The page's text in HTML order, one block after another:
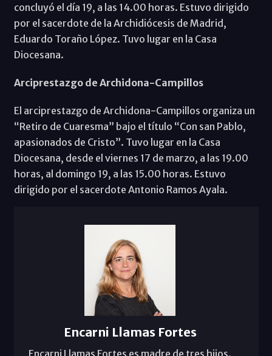
concluyó el día 19, a las 14.00 horas. Estuvo dirigido
por el sacerdote de la Archidiócesis de Madrid,
Eduardo Toraño López. Tuvo lugar en la Casa
Diocesana.
Arciprestazgo de Archidona-Campillos
El arciprestazgo de Archidona-Campillos organiza un
“Retiro de Cuaresma” bajo el título “Con san Pablo,
apasionados de Cristo”. Tuvo lugar en la Casa
Diocesana, desde el viernes 17 de marzo, a las 19.00
horas, al domingo 19, a las 15.00 horas. Estuvo
dirigido por el sacerdote Antonio Ramos Ayala.
Encarni Llamas Fortes
Encarni Llamas Fortes es madre de tres hijos.